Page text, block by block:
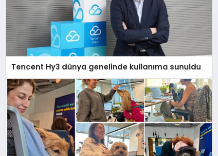
Tencent Hy3 dünya genelinde kullanıma sunuldu